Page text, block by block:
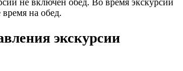
не включен обед. Во время экскурсии
время на обед.
экскурсии